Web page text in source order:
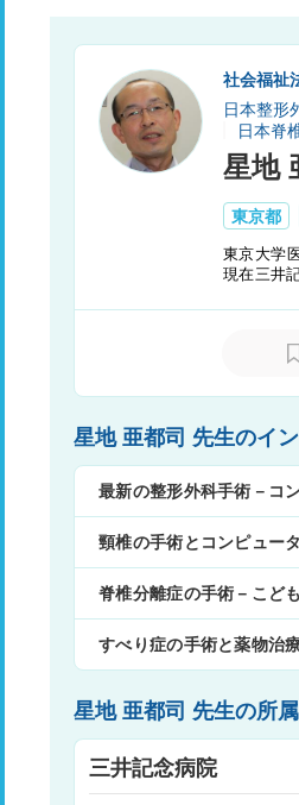
社会福祉
日本整形
日本脊
星地
東京都
東京大学
現在三井
をモット
星地 亜都司 先生のイ
最新の整形外科手術－コ
頸椎の手術とコンピュー
脊椎分離症の手術－こど
すべり症の手術と薬物治
星地 亜都司 先生の所
三井記念病院